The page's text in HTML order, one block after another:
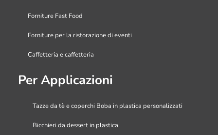
Forniture Fast Food
Forniture per la ristorazione di eventi
Caffetteria e caffetteria
Per Applicazioni
Tazze da tè e coperchi Boba in plastica personalizzati
Bicchieri da dessert in plastica